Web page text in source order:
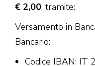
€ 2,00, tramite:
Versamento in
Bancario:
Codice IBAN: IT